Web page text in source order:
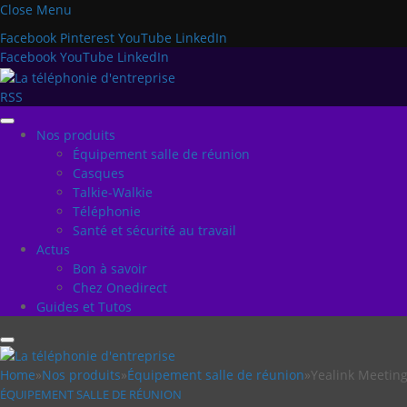
Close Menu
Facebook Pinterest YouTube LinkedIn
Facebook YouTube LinkedIn
RSS
Nos produits
Équipement salle de réunion
Casques
Talkie-Walkie
Téléphonie
Santé et sécurité au travail
Actus
Bon à savoir
Chez Onedirect
Guides et Tutos
Home»Nos produits»Équipement salle de réunion»Yealink
ÉQUIPEMENT SALLE DE RÉUNION